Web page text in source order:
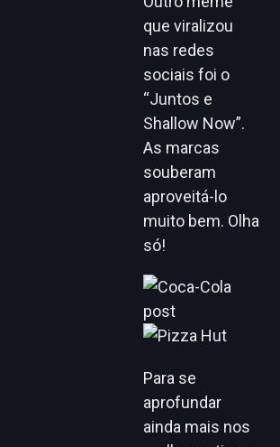
que viralizou
nas redes
sociais foi o
“Juntos e
Shallow Now”.
As marcas
souberam
aproveitá-lo
muito bem. Olha
só!
Para se
aprofundar
ainda mais nos